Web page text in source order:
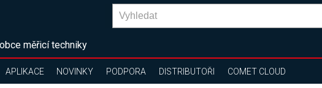
měřicí techniky
APLIKACE NOVINKY PODPORA DISTRIBUTOŘI COMET CLOUD